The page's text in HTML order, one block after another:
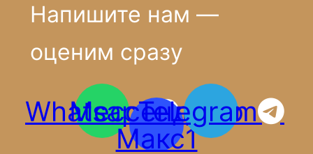
Напишите нам —
оценим сразу
Whatsapp
Мессенджер
Макс1
Telegram